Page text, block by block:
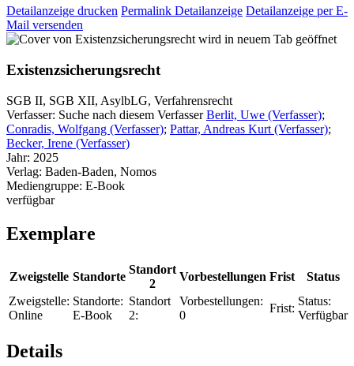
Detailanzeige drucken Permalink Detailanzeige Detailanzeige per E-
Mail versenden
wird in neuem Tab geöffnet
Existenzsicherungsrecht
SGB II, SGB XII, AsylbLG, Verfahrensrecht
Verfasser: Suche nach diesem Verfasser Berlit, Uwe (Verfasser);
Conradis, Wolfgang (Verfasser); Pattar, Andreas Kurt (Verfasser);
Becker, Irene (Verfasser)
Jahr: 2025
Verlag: Baden-Baden, Nomos
Mediengruppe: E-Book
verfügbar
Exemplare
Zweigstelle Standorte
Standort
2
Vorbestellungen Frist
Status
Zweigstelle:
Online
Standorte:
E-Book
Standort
2:
Vorbestellungen:
0
Frist:
Status:
Verfügbar
Details